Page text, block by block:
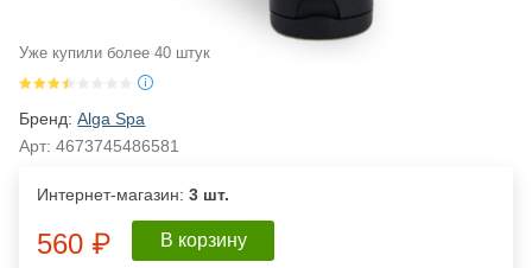
Уже купили более 40 штук
Бренд:Alga Spa
Арт:4673745486581
Интернет-магазин:3 шт.
560 ₽ В корзину